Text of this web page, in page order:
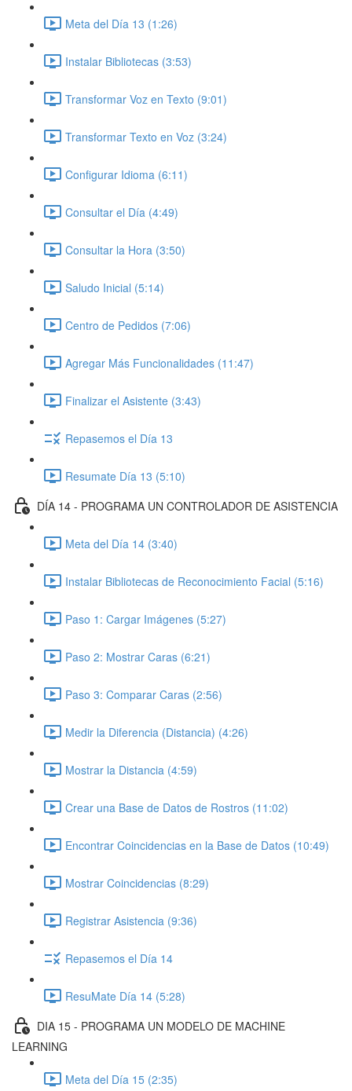
Meta del Día 13 (1:26)
Instalar Bibliotecas (3:53)
Transformar Voz en Texto (9:01)
Transformar Texto en Voz (3:24)
Configurar Idioma (6:11)
Consultar el Día (4:49)
Consultar la Hora (3:50)
Saludo Inicial (5:14)
Centro de Pedidos (7:06)
Agregar Más Funcionalidades (11:47)
Finalizar el Asistente (3:43)
Repasemos el Día 13
Resumate Día 13 (5:10)
DÍA 14 - PROGRAMA UN CONTROLADOR DE ASISTENCIA
Meta del Día 14 (3:40)
Instalar Bibliotecas de Reconocimiento Facial (5:16)
Paso 1: Cargar Imágenes (5:27)
Paso 2: Mostrar Caras (6:21)
Paso 3: Comparar Caras (2:56)
Medir la Diferencia (Distancia) (4:26)
Mostrar la Distancia (4:59)
Crear una Base de Datos de Rostros (11:02)
Encontrar Coincidencias en la Base de Datos (10:49)
Mostrar Coincidencias (8:29)
Registrar Asistencia (9:36)
Repasemos el Día 14
ResuMate Día 14 (5:28)
DIA 15 - PROGRAMA UN MODELO DE MACHINE
LEARNING
Meta del Día 15 (2:35)